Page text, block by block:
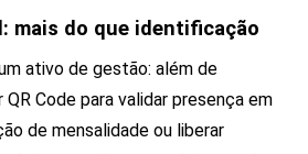
mais do que identificação
ativo de gestão: além de
Code para validar presença em
de mensalidade ou liberar